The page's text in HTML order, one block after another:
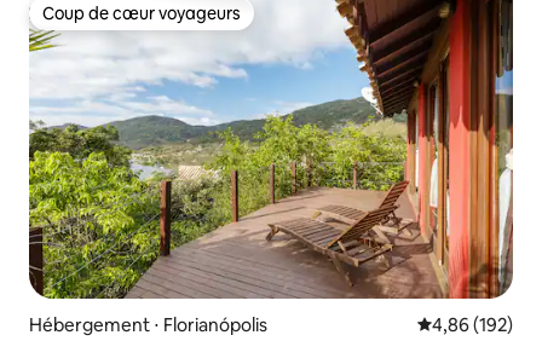
Coup de cœur voyageurs
Coup de cœur voyageurs
Hébergement ⋅ Florianópolis Évaluation
4,86 (192)